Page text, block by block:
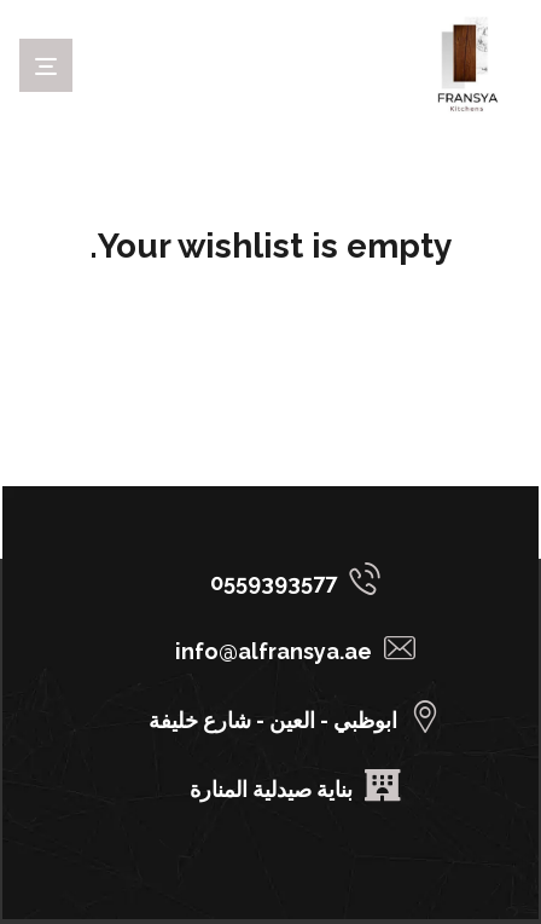
Your wishlist is empty.
0559393577
info@alfransya.ae
ابوظبي - العين - شارع خليفة
بناية صيدلية المنارة